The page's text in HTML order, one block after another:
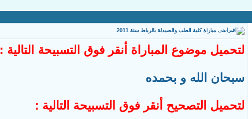
مباراة كلية الطب والصيدلة بالرباط سنة 2011
لتحميل موضوع المباراة أنقر فوق التسبيحة التالية :
سبحان الله و بحمده
لتحميل التصحيح أنقر فوق التسبيحة التالية :